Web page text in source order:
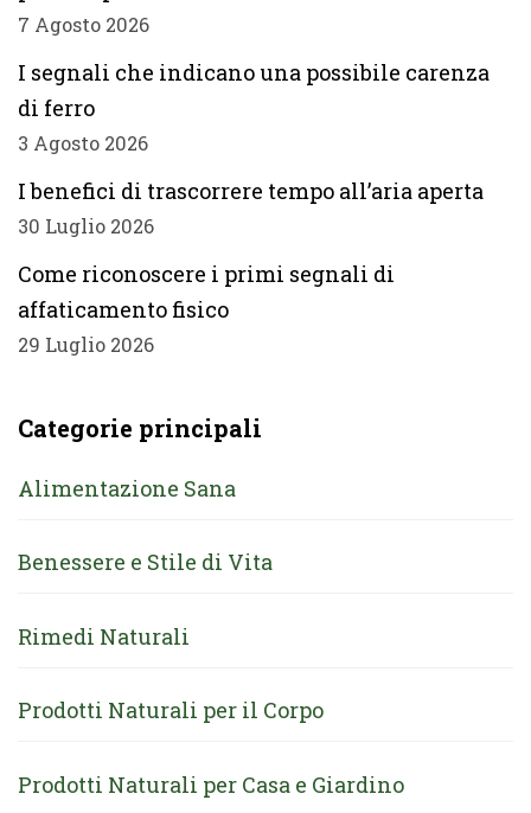
7 Agosto 2026
I segnali che indicano una possibile carenza
di ferro
3 Agosto 2026
I benefici di trascorrere tempo all’aria aperta
30 Luglio 2026
Come riconoscere i primi segnali di
affaticamento fisico
29 Luglio 2026
Categorie principali
Alimentazione Sana
Benessere e Stile di Vita
Rimedi Naturali
Prodotti Naturali per il Corpo
Prodotti Naturali per Casa e Giardino